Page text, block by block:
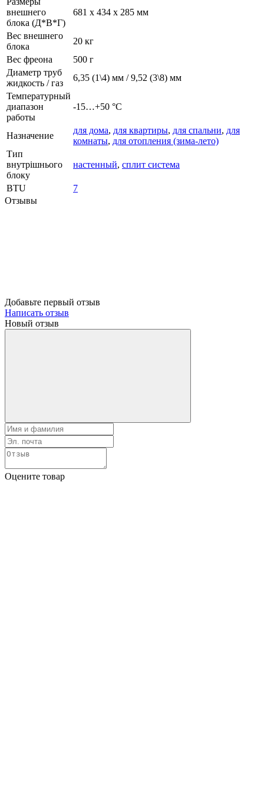
внешнего
блока (Д*В*Г)
681 x 434 x 285 мм
Вес внешнего
блока
20 кг
Вес фреона
500 г
Диаметр труб
жидкость / газ
6,35 (1\4) мм / 9,52 (3\8) мм
Температурный
диапазон
работы
-15…+50 °C
Назначение
для дома, для квартиры, для спальни, для
комнаты, для отопления (зима-лето)
Тип
внутрішнього
блоку
настенный, сплит система
BTU
7
Отзывы
Добавьте первый отзыв
Написать отзыв
Новый отзыв
Оцените товар